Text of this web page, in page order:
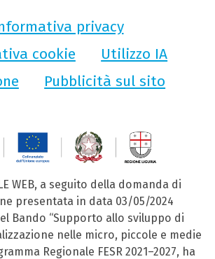
privacy
cookie
Utilizzo IA
Pubblicità sul sito
WEB, a seguito della domanda di
presentata in data 03/05/2024
Bando “Supporto allo sviluppo di
nelle micro, piccole e medie
Regionale FESR 2021–2027, ha